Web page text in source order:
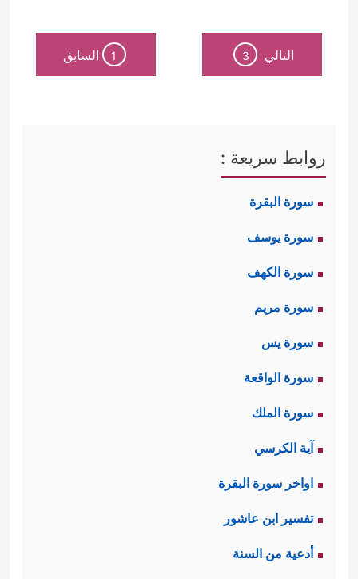
التالي 3
1 السابق
روابط سريعة :
سورة البقرة
سورة يوسف
سورة الكهف
سورة مريم
سورة يس
سورة الواقعة
سورة الملك
آية الكرسي
اواخر سورة البقرة
تفسير ابن عاشور
أدعية من السنة